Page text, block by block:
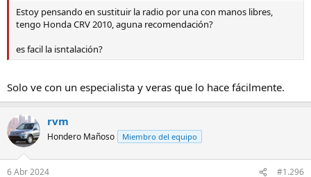
Estoy pensando en sustituir la radio por una con manos libres,
tengo Honda CRV 2010, aguna recomendación?
es facil la isntalación?
Solo ve con un especialista y veras que lo hace fácilmente.
rvm
Hondero Mañoso Miembro del equipo
6 Abr 2024 #1.296